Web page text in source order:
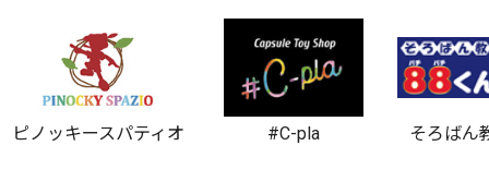
ピノッキースパティオ #C-pla そろばん